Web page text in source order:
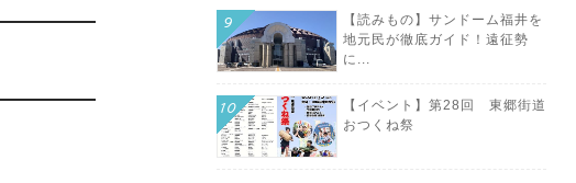
【読みもの】サンドーム福井を
地元民が徹底ガイド！遠征勢
に...
【イベント】第28回 東郷街道
おつくね祭